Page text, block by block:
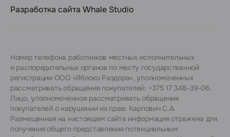
Разработка сайта Whale Studio
Номер телефона работников местных исполнительных
и распорядительных органов по месту государственной
регистрации ООО «Яблоко Раздора», уполномоченных
рассматривать обращения покупателей: +375 17 348-39-06.
Лицо, уполномоченное рассматривать обращения
покупателей о нарушении их прав: Карпович С.А.
Размещенная на настоящем сайте информация отражена для
получения общего представления потенциальным